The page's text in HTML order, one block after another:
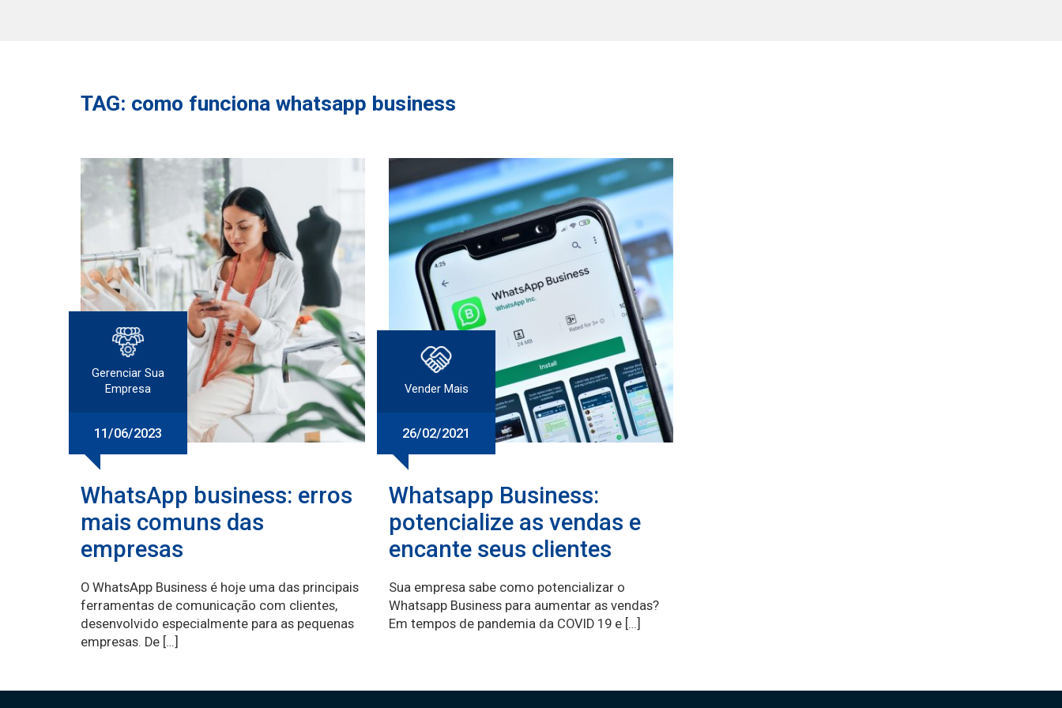
TAG: como funciona whatsapp business
Gerenciar Sua
Empresa
11/06/2023
WhatsApp business: erros
mais comuns das
empresas
O WhatsApp Business é hoje uma das principais
ferramentas de comunicação com clientes,
desenvolvido especialmente para as pequenas
empresas. De […]
Vender Mais
26/02/2021
Whatsapp Business:
potencialize as vendas e
encante seus clientes
Sua empresa sabe como potencializar o
Whatsapp Business para aumentar as vendas?
Em tempos de pandemia da COVID 19 e […]